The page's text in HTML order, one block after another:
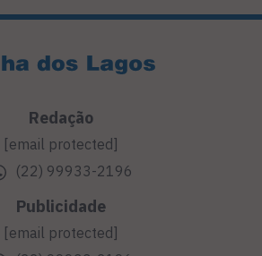
Redação
[email protected]
(22) 99933-2196
Publicidade
[email protected]